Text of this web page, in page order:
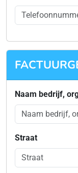
Naam bedrijf,
Straat